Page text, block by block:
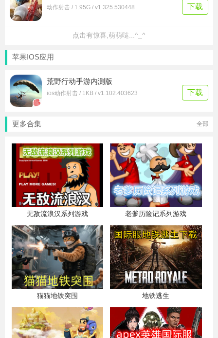
动作射击 / 1.95G / v1.325.530448 下载
点击有惊喜,萌萌哒...^_^
苹果IOS应用
荒野行动手游内测版
ios动作射击 / 1KB / v1.102.403623 下载
更多合集 全部
无敌流浪汉系列游戏 老爹历险记系列游戏
猫猫地铁突围 地铁逃生